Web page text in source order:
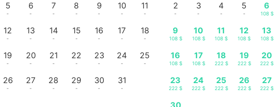
5
-
6
-
7
-
8
-
9
-
10
-
11
-
12
-
13
-
14
-
15
-
16
-
17
-
18
-
19
-
20
-
21
-
22
-
23
-
24
-
25
-
26
-
27
-
28
-
29
-
30
-
31
-
2
-
3
-
4
-
5
-
6
108 $
9
108 $
10
108 $
11
108 $
12
108 $
13
108 $
16
108 $
17
108 $
18
222 $
19
222 $
20
222 $
23
222 $
24
222 $
25
222 $
26
222 $
27
222 $